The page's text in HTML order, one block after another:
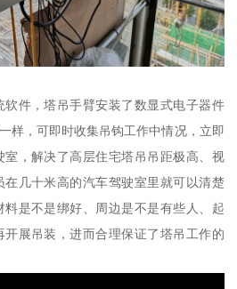
件，塔吊手臂安装了数显式电子器件
样，可即时收集吊钩工作中情况，立即
，解决了高层住宅塔吊吊距极高、视
几十米高的汽车驾驶室里就可以清楚
是不是绑好、周边是不是有些人、起
展吊装，进而合理保证了塔吊工作的